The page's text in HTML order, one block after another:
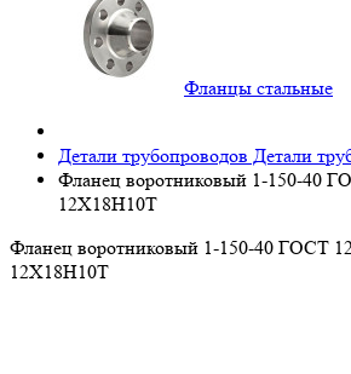
Фланцы стальные
Детали трубопроводов Детали
Фланец воротниковый 1-150-40
12Х18Н10Т
Фланец воротниковый 1-150-40 ГОСТ
12Х18Н10Т